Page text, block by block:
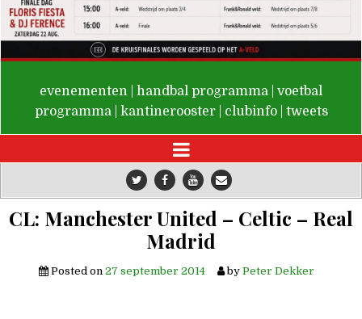
De Valken
evenementen handbal programma
voetbal
programma
kantinerooster clubinfo tweets
CL: Manchester United – Celtic – Real
Madrid
Posted on 27 september 2014 by Peter Dekker